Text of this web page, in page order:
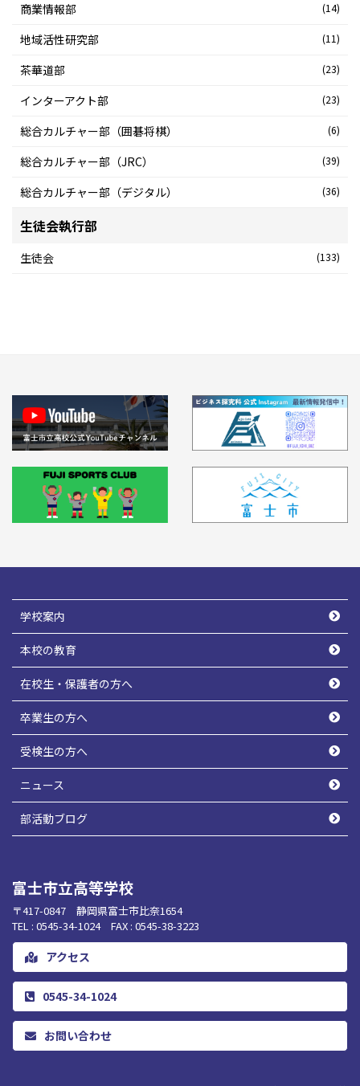
商業情報部 (14)
地域活性研究部 (11)
茶華道部 (23)
インターアクト部 (23)
総合カルチャー部（囲碁将棋） (6)
総合カルチャー部（JRC） (39)
総合カルチャー部（デジタル） (36)
生徒会執行部
生徒会 (133)
学校案内
本校の教育
在校生・保護者の方へ
卒業生の方へ
受検生の方へ
ニュース
部活動ブログ
富士市立高等学校
〒417-0847 静岡県富士市比奈1654
TEL : 0545-34-1024 FAX : 0545-38-3223
アクセス
0545-34-1024
お問い合わせ